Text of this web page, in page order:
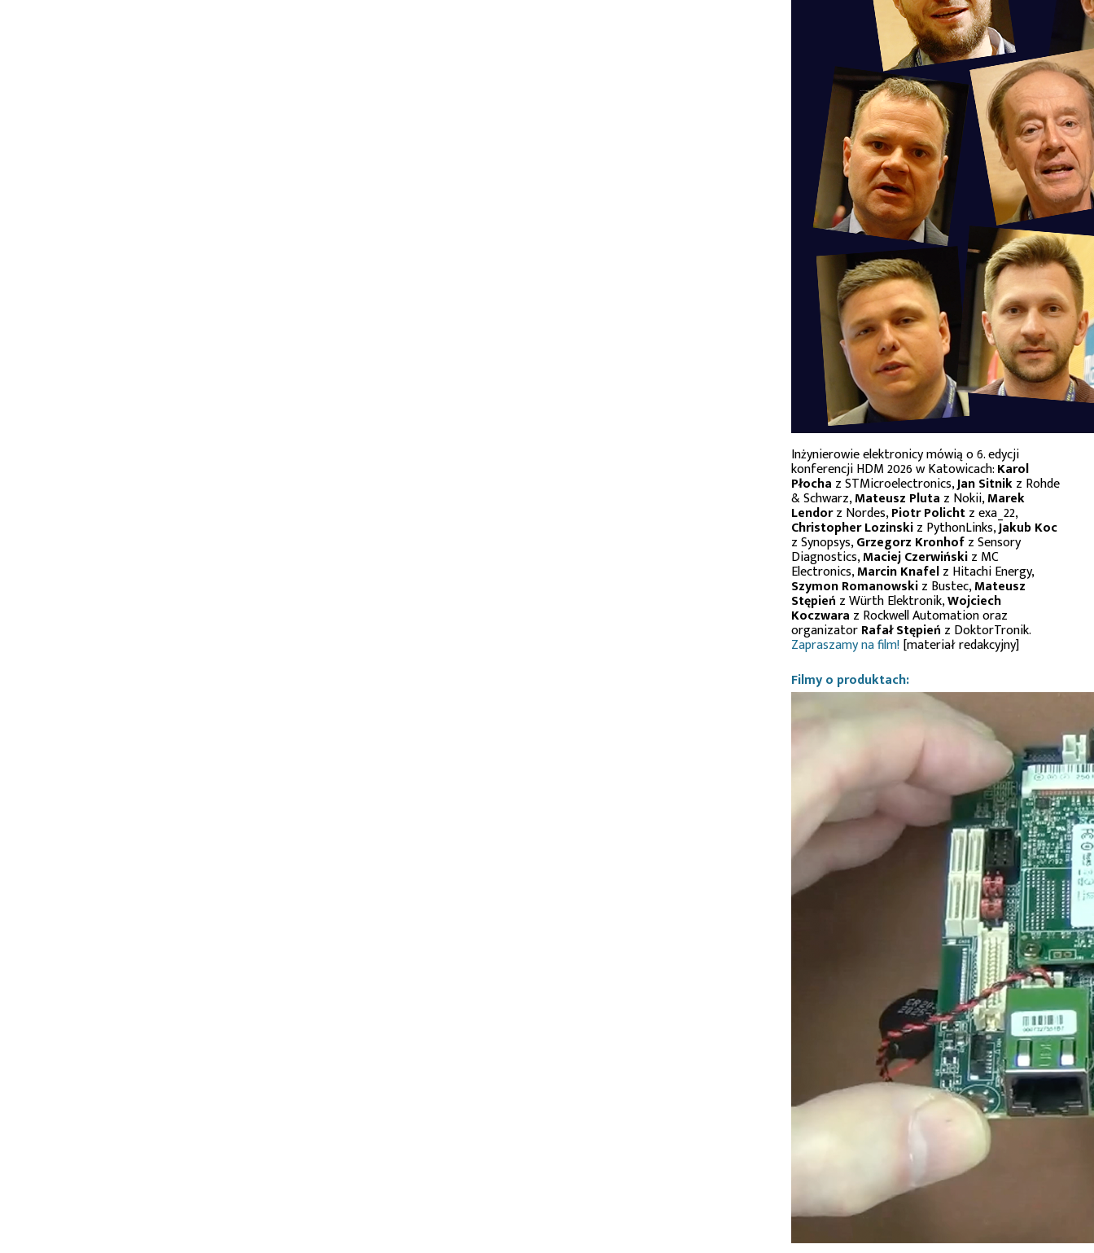
Inżynierowie elektronicy mówią o 6. edycji
konferencji HDM 2026 w Katowicach:Karol
Płocha z STMicroelectronics,Jan Sitnikz Rohde
& Schwarz,Mateusz Pluta z Nokii,Marek
Lendorz Nordes,Piotr Polichtz exa_22,
Christopher Lozinskiz PythonLinks,Jakub Koc
z Synopsys,Grzegorz Kronhofz Sensory
Diagnostics,Maciej Czerwińskiz MC
Electronics,Marcin Knafelz Hitachi Energy,
Szymon Romanowskiz Bustec,Mateusz
Stępień z Würth Elektronik,Wojciech
Koczwara z Rockwell Automation oraz
organizatorRafał Stępień z DoktorTronik.
Zapraszamy na film![materiał redakcyjny]
Filmy o produktach: